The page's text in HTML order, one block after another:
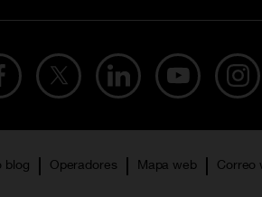
blog Operadores Mapa web Correo